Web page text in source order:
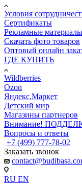
Условия
Сертификаты
Рекламные материалы
Скачать фото товаров
Оптовый онлайн
ГДЕ КУПИТЬ
Wildberries
Ozon
Яндекс.Маркет
Детский мир
Магазины партнеров
Внимание!
Вопросы и ответы
+7 (499) 777-78-02
Заказать звонок
RU EN